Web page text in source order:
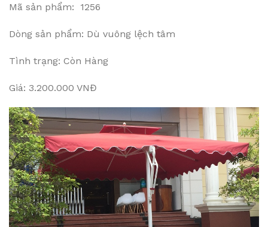
Mã sản phẩm: 1256
Dòng sản phẩm: Dù vuông lệch tâm
Tình trạng: Còn Hàng
Giá: 3.200.000 VNĐ